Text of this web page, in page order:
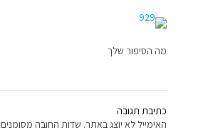
מה הסיפור שלך
כתיבת תגובה
האימייל לא יוצג באתר. שדות החובה מסומנים